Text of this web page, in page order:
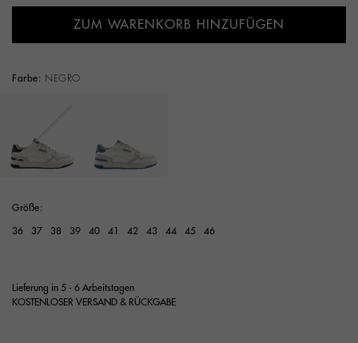
ZUM WARENKORB HINZUFÜGEN
Farbe: NEGRO
Größe:
36 37 38 39 40 41 42 43 44 45 46
Lieferung in 5 - 6 Arbeitstagen
KOSTENLOSER VERSAND & RÜCKGABE